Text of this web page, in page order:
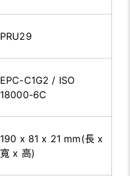
PRU29
EPC-C1G2 / ISO
18000-6C
190 x 81 x 21 mm(長 x
寬 x 高)